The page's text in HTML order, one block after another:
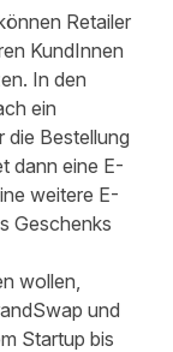
Retailer
KundInnen
In den
ein
die Bestellung
dann eine E-
weitere E-
Geschenks
wollen,
und
Startup bis